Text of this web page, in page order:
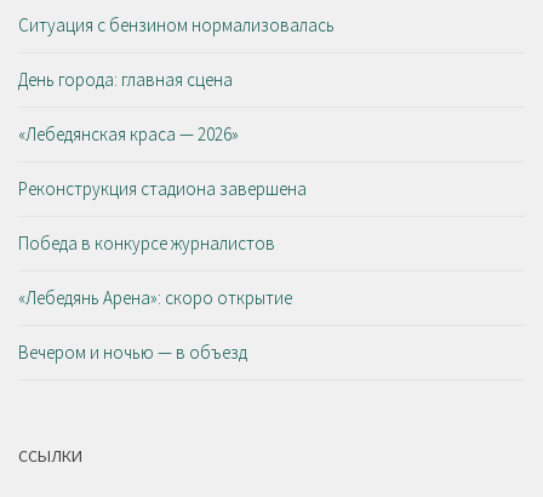
Ситуация с бензином нормализовалась
День города: главная сцена
«Лебедянская краса — 2026»
Реконструкция стадиона завершена
Победа в конкурсе журналистов
«Лебедянь Арена»: скоро открытие
Вечером и ночью — в объезд
ССЫЛКИ